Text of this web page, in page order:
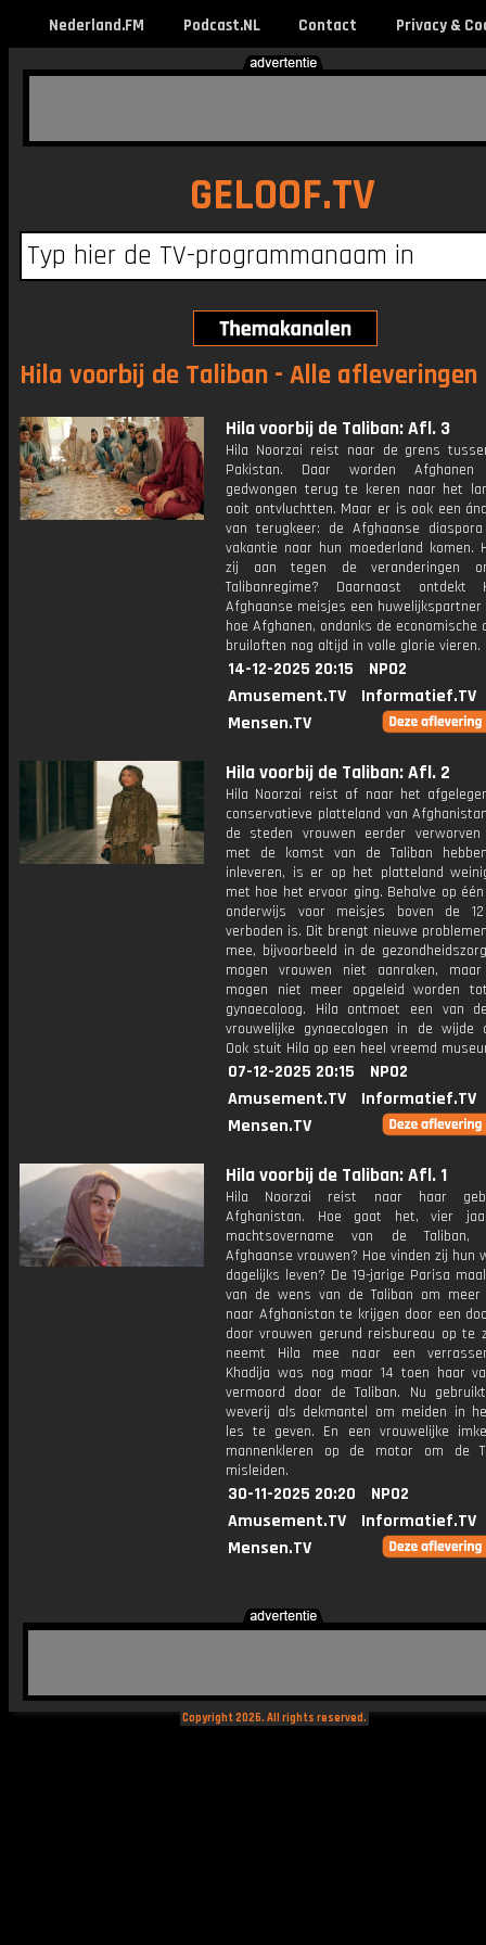
Nederland.FM Podcast.NL Contact Privacy &
GELOOF.TV
Hila voorbij de Taliban - Alle afleveringen
Hila voorbij de Taliban: Afl. 3
Hila Noorzai reist naar de grens
Pakistan. Daar worden Afghanen
gedwongen terug te keren naar het
ooit ontvluchtten. Maar er is ook een
van terugkeer: de Afghaanse
vakantie naar hun moederland komen.
zij aan tegen de veranderingen
Talibanregime? Daarnaast ontdekt
Afghaanse meisjes een huwelijkspartner
hoe Afghanen, ondanks de economische
bruiloften nog altijd in volle glorie vieren.
14-12-2025 20:15
NPO2
Amusement.TV
Informatief.TV
Mensen.TV
Hila voorbij de Taliban: Afl. 2
Hila Noorzai reist af naar het
conservatieve platteland van
de steden vrouwen eerder verworven
met de komst van de Taliban
inleveren, is er op het platteland
met hoe het ervoor ging. Behalve op
onderwijs voor meisjes boven de
verboden is. Dit brengt nieuwe
mee, bijvoorbeeld in de
mogen vrouwen niet aanraken,
mogen niet meer opgeleid worden
gynaecoloog. Hila ontmoet een van
vrouwelijke gynaecologen in de wijde
Ook stuit Hila op een heel vreemd
07-12-2025 20:15
NPO2
Amusement.TV
Informatief.TV
Mensen.TV
Hila voorbij de Taliban: Afl. 1
Hila Noorzai reist naar haar
Afghanistan. Hoe gaat het, vier
machtsovername van de
Afghaanse vrouwen? Hoe vinden zij hun
dagelijks leven? De 19-jarige Parisa
van de wens van de Taliban om
naar Afghanistan te krijgen door een
door vrouwen gerund reisbureau op te
neemt Hila mee naar een
Khadija was nog maar 14 toen haar
vermoord door de Taliban. Nu
weverij als dekmantel om meiden in
les te geven. En een vrouwelijke
mannenkleren op de motor om de
misleiden.
30-11-2025 20:20
NPO2
Amusement.TV
Informatief.TV
Mensen.TV
Copyright 2026. All rights reserved.